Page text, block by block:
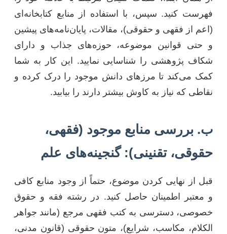
فهرست کنید. سپس، با استفاده از منابع کتابخانه‌ای
(اعم از فقهی و حقوقی)، مقالات، پایان‌نامه‌های پیشین
و حتی قوانین موضوعه، حوزه‌های جذاب و دارای
شکاف پژوهشی را شناسایی نمایید. این کار به شما
کمک می‌کند تا مرزهای دانش موجود را درک کرده و
نقاطی که نیاز به کاوش بیشتر دارند را بیابید.
ب. بررسی منابع موجود (فقهی،
حقوقی، تقنینی): گنجینه‌های علم
قبل از نهایی کردن موضوع، حتماً از وجود منابع کافی
و معتبر اطمینان حاصل کنید. در رشته فقه و حقوق
خصوصی، دسترسی به کتب فقهی مرجع (مانند جواهر
الکلام، مکاسب، شرایع)، متون حقوقی (قانون مدنی،